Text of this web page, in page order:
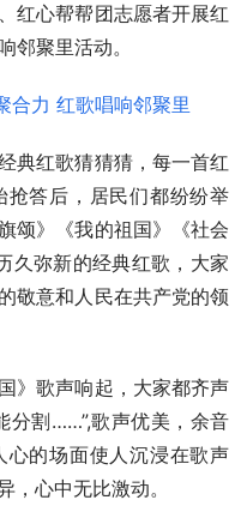
红心帮帮团志愿者开展红
邻聚里活动。
典红歌猜猜猜，每一首红
答后，居民们都纷纷举
颂》《我的祖国》《社会
久弥新的经典红歌，大家
敬意和人民在共产党的领
》歌声响起，大家都齐声
分割……”,歌声优美，余音
的场面使人沉浸在歌声
，心中无比激动。